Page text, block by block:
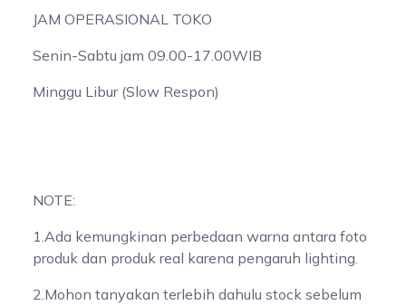
JAM OPERASIONAL TOKO
Senin-Sabtu jam 09.00-17.00WIB
Minggu Libur (Slow Respon)
NOTE:
1.Ada kemungkinan perbedaan warna antara foto
produk dan produk real karena pengaruh lighting.
2.Mohon tanyakan terlebih dahulu stock sebelum